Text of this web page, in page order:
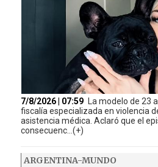
7/8/2026 | 07:59
La modelo de 23
fiscalía especializada en violencia
asistencia médica. Aclaró que el
consecuenc...(+)
ARGENTINA-MUNDO